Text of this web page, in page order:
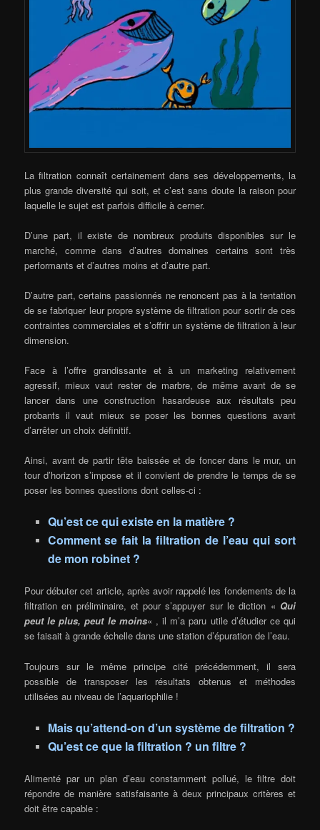
La filtration connaît certainement dans ses développements, la
plus grande diversité qui soit, et c’est sans doute la raison pour
laquelle le sujet est parfois difficile à cerner.
D’une part, il existe de nombreux produits disponibles sur le
marché, comme dans d’autres domaines certains sont très
performants et d’autres moins et d’autre part.
D’autre part, certains passionnés ne renoncent pas à la tentation
de se fabriquer leur propre système de filtration pour sortir de ces
contraintes commerciales et s’offrir un système de filtration à leur
dimension.
Face à l’offre grandissante et à un marketing relativement
agressif, mieux vaut rester de marbre, de même avant de se
lancer dans une construction hasardeuse aux résultats peu
probants il vaut mieux se poser les bonnes questions avant
d’arrêter un choix définitif.
Ainsi, avant de partir tête baissée et de foncer dans le mur, un
tour d’horizon s’impose et il convient de prendre le temps de se
poser les bonnes questions dont celles-ci :
Qu’est ce qui existe en la matière ?
Comment se fait la filtration de l’eau qui sort
de mon robinet ?
Pour débuter cet article, après avoir rappelé les fondements de la
filtration en préliminaire, et pour s’appuyer sur le diction « Qui
peut le plus, peut le moins« , il m’a paru utile d’étudier ce qui
se faisait à grande échelle dans une station d’épuration de l’eau.
Toujours sur le même principe cité précédemment, il sera
possible de transposer les résultats obtenus et méthodes
utilisées au niveau de l’aquariophilie !
Mais qu’attend-on d’un système de filtration ?
Qu’est ce que la filtration ? un filtre ?
Alimenté par un plan d’eau constamment pollué, le filtre doit
répondre de manière satisfaisante à deux principaux critères et
doit être capable :